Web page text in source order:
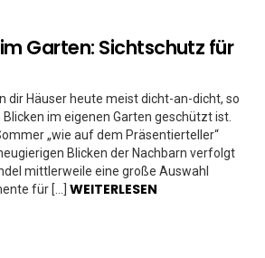
Garten: Sichtschutz für
dir Häuser heute meist dicht-an-dicht, so
im eigenen Garten geschützt ist.
„wie auf dem Präsentierteller“
Blicken der Nachbarn verfolgt
mittlerweile eine große Auswahl
für […] WEITERLESEN